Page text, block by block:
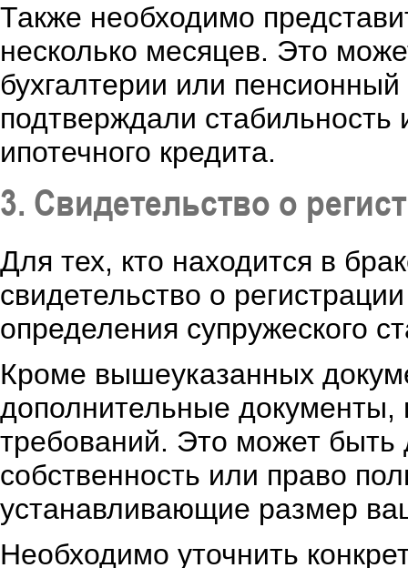
Также необходимо
несколько месяцев. Это
бухгалтерии или
подтверждали
ипотечного кредита.
3. Свидетельство о
Для тех, кто находится в
свидетельство о
определения супружеского
Кроме вышеуказанных
дополнительные документы,
требований. Это может
собственность или право
устанавливающие размер
Необходимо уточнить